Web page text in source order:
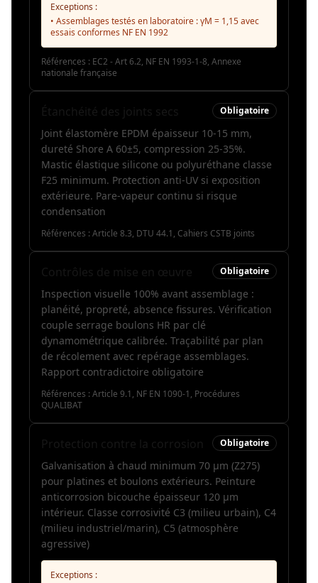
Exceptions :
• Assemblages testés en laboratoire : γM = 1,15 avec
essais conformes NF EN 1992
Références : EC2 - Art 6.2, NF EN 1993-1-8, Annexe
nationale française
Obligatoire
Joint élastomère EPDM épaisseur 10-15 mm,
dureté Shore A 60±5, compression 25-35%.
Mastic élastique silicone ou polyuréthane classe
F25 minimum. Protection anti-UV si exposition
extérieure. Pare-vapeur continu si risque
condensation
Références : Article 8.3, DTU 44.1, Cahiers CSTB joints
Obligatoire
Inspection visuelle 100% avant assemblage :
planéité, propreté, absence fissures. Vérification
couple serrage boulons HR par clé
dynamométrique calibrée. Traçabilité par plan
de récolement avec repérage assemblages.
Rapport contradictoire obligatoire
Références : Article 9.1, NF EN 1090-1, Procédures
QUALIBAT
Obligatoire
Galvanisation à chaud minimum 70 µm (Z275)
pour platines et boulons extérieurs. Peinture
anticorrosion bicouche épaisseur 120 µm
intérieur. Classe corrosivité C3 (milieu urbain), C4
(milieu industriel/marin), C5 (atmosphère
agressive)
Exceptions :